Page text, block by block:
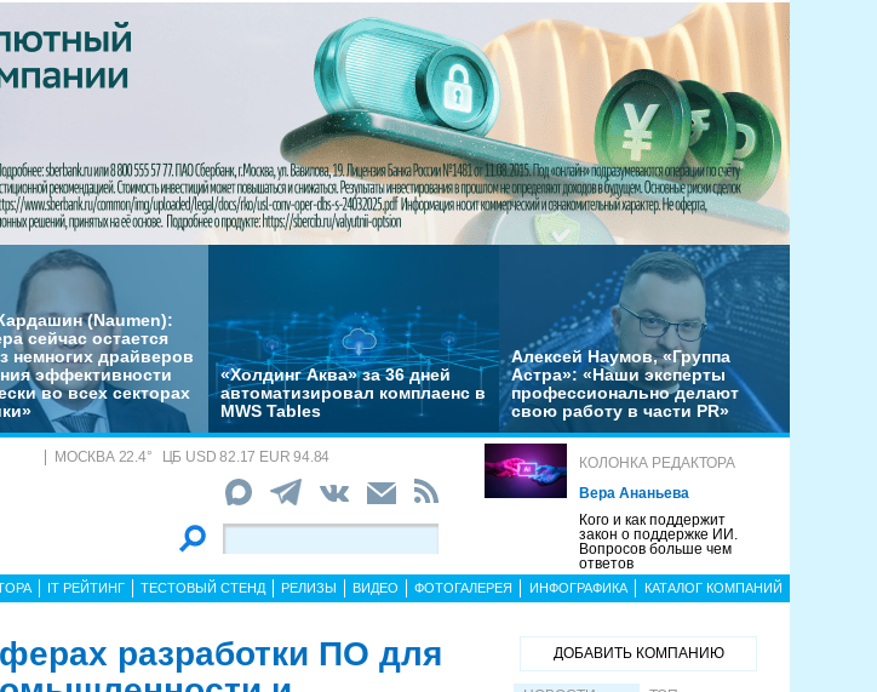
(Naumen):
сейчас остается
немногих драйверов
эффективности
во всех секторах
«Холдинг Аква» за 36 дней
автоматизировал комплаенс в
MWS Tables
Алексей Наумов, «Группа
Астра»: «Наши эксперты
профессионально делают
свою работу в части PR»
МОСКВА 22.4° ЦБ USD 82.17 EUR 94.84
КОЛОНКА РЕДАКТОРА
Вера Ананьева
Кого и как поддержит
закон о поддержке ИИ.
Вопросов больше чем
ответов
IT РЕЙТИНГ ТЕСТОВЫЙ СТЕНД РЕЛИЗЫ ВИДЕО ФОТОГАЛЕРЕЯ ИНФОГРАФИКА КАТАЛОГ КОМПАНИЙ
разработки ПО для
ДОБАВИТЬ КОМПАНИЮ